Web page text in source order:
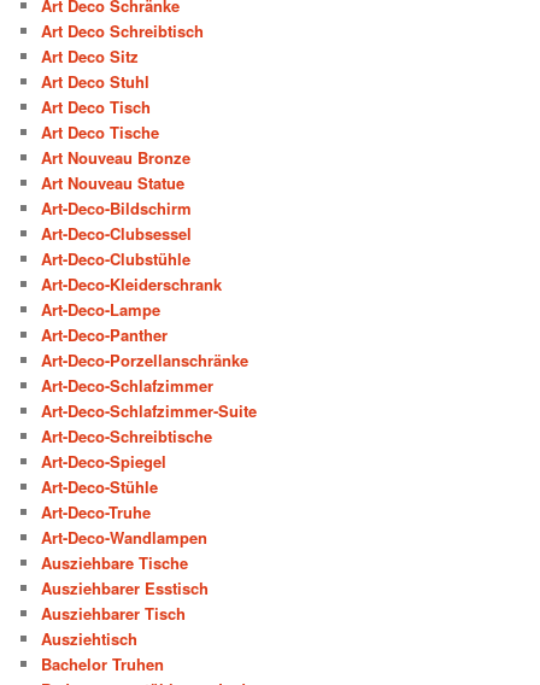
Art Deco Schränke
Art Deco Schreibtisch
Art Deco Sitz
Art Deco Stuhl
Art Deco Tisch
Art Deco Tische
Art Nouveau Bronze
Art Nouveau Statue
Art-Deco-Bildschirm
Art-Deco-Clubsessel
Art-Deco-Clubstühle
Art-Deco-Kleiderschrank
Art-Deco-Lampe
Art-Deco-Panther
Art-Deco-Porzellanschränke
Art-Deco-Schlafzimmer
Art-Deco-Schlafzimmer-Suite
Art-Deco-Schreibtische
Art-Deco-Spiegel
Art-Deco-Stühle
Art-Deco-Truhe
Art-Deco-Wandlampen
Ausziehbare Tische
Ausziehbarer Esstisch
Ausziehbarer Tisch
Ausziehtisch
Bachelor Truhen